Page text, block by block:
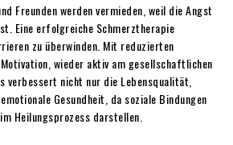
Freunden werden vermieden, weil die Angst
Eine erfolgreiche Schmerztherapie
zu überwinden. Mit reduzierten
wieder aktiv am gesellschaftlichen
verbessert nicht nur die Lebensqualität,
Gesundheit, da soziale Bindungen
Heilungsprozess darstellen.